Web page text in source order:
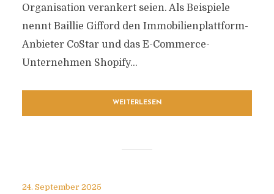
Organisation verankert seien. Als Beispiele
nennt Baillie Gifford den Immobilienplattform-
Anbieter CoStar und das E-Commerce-
Unternehmen Shopify...
WEITERLESEN
24. September 2025